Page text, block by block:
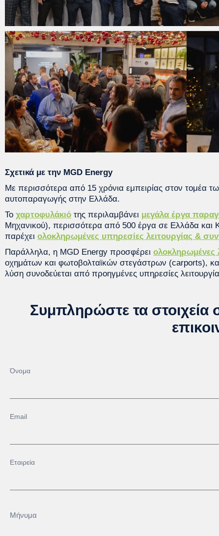
Σχετικά με την MGD Energy
Με περισσότερα από 15 χρόνια εμπειρίας στον τομέα
αυτοπαραγωγής στην Ελλάδα.
Το χαρτοφυλάκιό της περιλαμβάνει μεγάλα έργα
Μηχανικού), περισσότερα από 500 έργα σε Ελλάδα και
παρέχει ολοκληρωμένες υπηρεσίες λειτουργίας &
Παράλληλα, η MGD Energy προσφέρει ολοκληρωμένες
οχημάτων και φωτοβολταϊκών στεγάστρων (carports),
λύση συνοδεύεται από προηγμένες υπηρεσίες
Συμπληρώστε τα